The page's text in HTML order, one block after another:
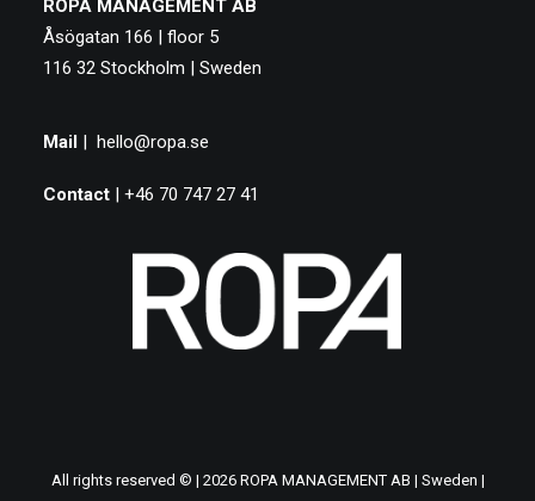
ROPA MANAGEMENT AB
Åsögatan 166 | floor 5
116 32 Stockholm | Sweden
Mail | hello@ropa.se
Contact | +46 70 747 27 41
All rights reserved © | 2026 ROPA MANAGEMENT AB | Sweden |